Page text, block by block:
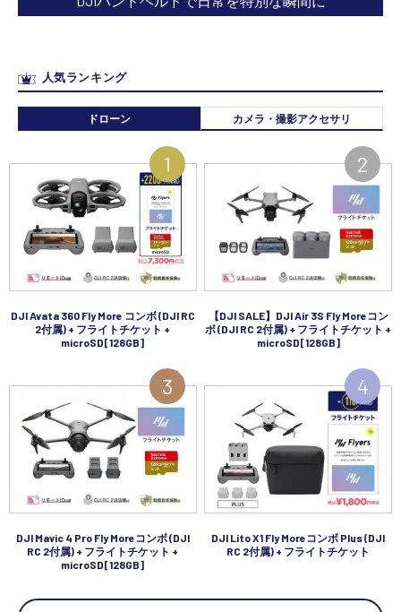
人気ランキング
ドローン カメラ・撮影アクセサリ
DJI Avata 360 Fly More コンボ (DJI RC
2付属) + フライトチケット +
microSD[128GB]
【DJI SALE】DJI Air 3S Fly Moreコン
ボ (DJI RC 2付属) + フライトチケット +
microSD[128GB]
DJI Mavic 4 Pro Fly Moreコンボ (DJI
RC 2付属) + フライトチケット +
microSD[128GB]
DJI Lito X1 Fly Moreコンボ Plus (DJI
RC 2付属) + フライトチケット